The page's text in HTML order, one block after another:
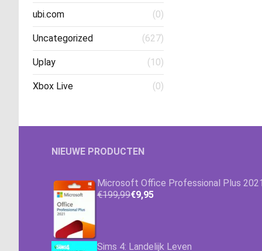
ubi.com (0)
Uncategorized (627)
Uplay (10)
Xbox Live (0)
NIEUWE PRODUCTEN
Microsoft Office Professional Plus 2021
€199,99€9,95
Sims 4: Landelijk Leven